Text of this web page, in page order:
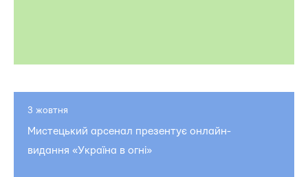
3 жовтня
Мистецький арсенал презентує онлайн-
видання «Україна в огні»